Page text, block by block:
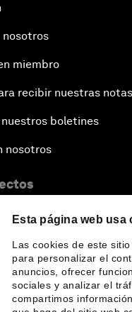
Esta página web usa
Las cookies de este
para personalizar el
anuncios, ofrecer
sociales y analizar el
compartimos
nosotros
miembro
recibir nuestras
boletines
nosotros
en el Foro
otros idiomas
本語